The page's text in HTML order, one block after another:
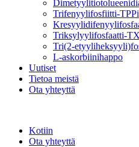
Trifenyylifosfiitti-TPPi
Triksylyylifosfaatti-
Tri(2-
L-askorbiinihappo
Uutiset
Tietoa meistä
Ota yhteyttä
Kotiin
Ota yhteyttä